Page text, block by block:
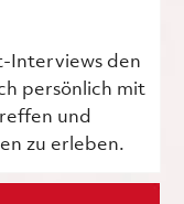
Interviews den
persönlich mit
und
zu erleben.